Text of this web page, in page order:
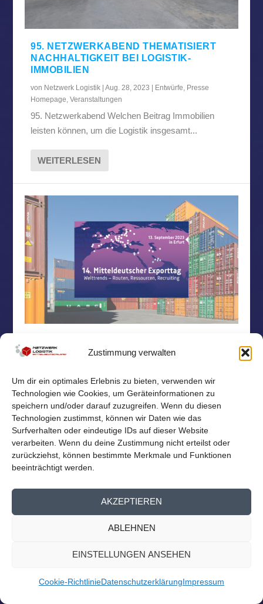
Zustimmung verwalten
Um dir ein optimales Erlebnis zu bieten, verwenden wir
Technologien wie Cookies, um Geräteinformationen zu
speichern und/oder darauf zuzugreifen. Wenn du diesen
Technologien zustimmst, können wir Daten wie das
Surfverhalten oder eindeutige IDs auf dieser Website
verarbeiten. Wenn du deine Zustimmung nicht erteilst oder
zurückziehst, können bestimmte Merkmale und Funktionen
beeinträchtigt werden.
AKZEPTIEREN
ABLEHNEN
EINSTELLUNGEN ANSEHEN
Cookie-RichtlinieDatenschutzerklärungImpressum
95. NETZWERKABEND THEMATISIERT
NACHHALTIGKEIT BEI LOGISTIK-
IMMOBILIEN
von Netzwerk Logistik |Aug. 28, 2023 Entwürfe, Presse
Homepage,Veranstaltungen
95. Netzwerkabend Welchen Beitrag Immobilien
leisten können, um die Logistik insgesamt...
WEITERLESEN
MITTELDEUTSCHEN EXPORTTAG
Homepage
Logistiknetzwerk beim Mitteldeutschen Exporttag Am
13. September findet der 14. Mitteldeutsche...
WEITERLESEN